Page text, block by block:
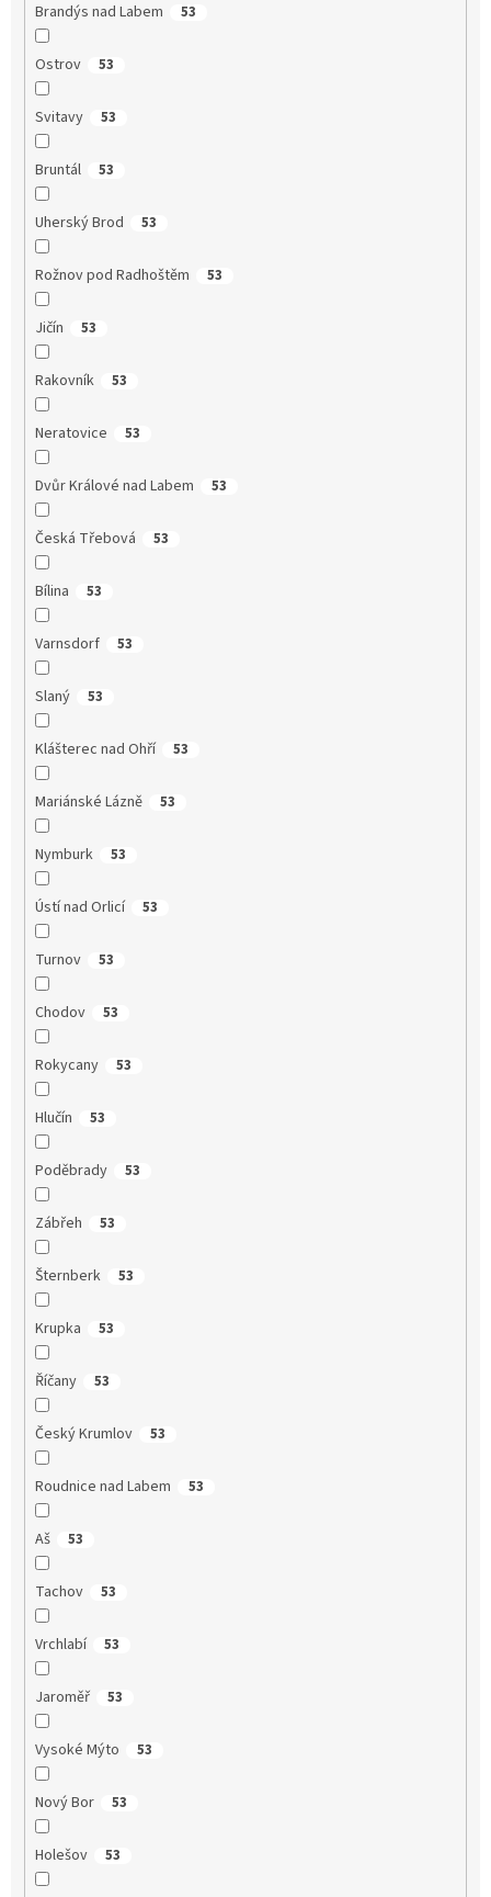
Brandýs nad Labem 53
Ostrov 53
Svitavy 53
Bruntál 53
Uherský Brod 53
Rožnov pod Radhoštěm 53
Jičín 53
Rakovník 53
Neratovice 53
Dvůr Králové nad Labem 53
Česká Třebová 53
Bílina 53
Varnsdorf 53
Slaný 53
Klášterec nad Ohří 53
Mariánské Lázně 53
Nymburk 53
Ústí nad Orlicí 53
Turnov 53
Chodov 53
Rokycany 53
Hlučín 53
Poděbrady 53
Zábřeh 53
Šternberk 53
Krupka 53
Říčany 53
Český Krumlov 53
Roudnice nad Labem 53
Aš 53
Tachov 53
Vrchlabí 53
Jaroměř 53
Vysoké Mýto 53
Nový Bor 53
Holešov 53